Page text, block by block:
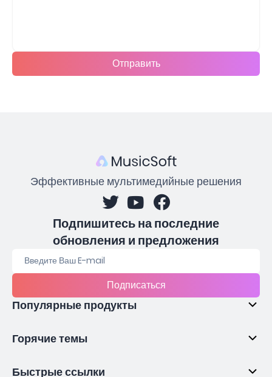
Отправить
Эффективные мультимедийные решения
Подпишитесь на последние
обновления и предложения
Подписаться
Популярные продукты
Горячие темы
Быстрые ссылки